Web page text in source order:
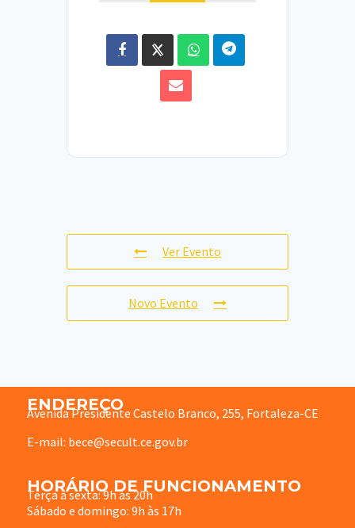
Ver Evento
Novo Evento
ENDEREÇO
Avenida Presidente Castelo Branco, 255, Fortaleza-CE
E-mail: bece@secult.ce.gov.br
HORÁRIO DE FUNCIONAMENTO
Terça à sexta: 9h às 20h
Sábado e domingo: 9h às 17h